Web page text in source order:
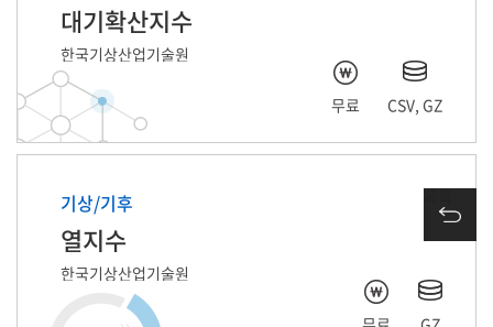
대기확산지수
한국기상산업기술원
무료 CSV, GZ
기상/기후
열지수
한국기상산업기술원